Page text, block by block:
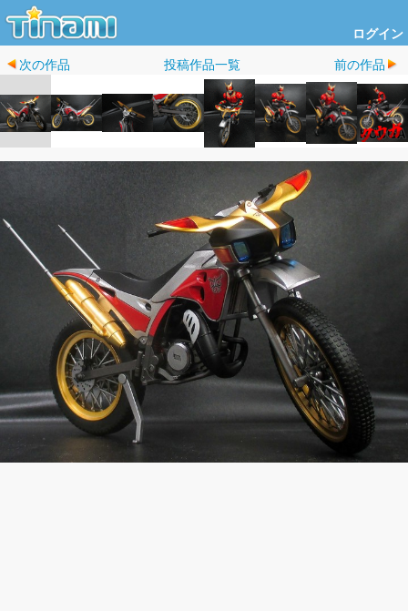
ログイン
次の作品 投稿作品一覧 前の作品